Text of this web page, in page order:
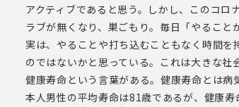
アクティブであると思う。しかし、このコロ
ラブが無くなり、巣ごもり。毎日「やること
実は、やることや打ち込むこともなく時間
のではないかと思っている。これは大きな社
健康寿命という言葉がある。健康寿命とは病
本人男性の平均寿命は81歳であるが、健康寿